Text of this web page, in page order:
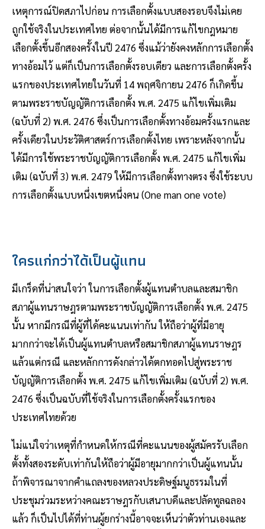
เหตุการณ์ปิดสภาไปก่อน การเลือกตั้งแบบสองรอบจึงไม่เคย
ถูกใช้จริงในประเทศไทย ต่อจากนั้นได้มีการแก้ไขกฎหมาย
เลือกตั้งขึ้นอีกสองครั้งในปี 2476 ซึ่งแม้ว่ายังคงหลักการเลือกตั้ง
ทางอ้อมไว้ แต่ก็เป็นการเลือกตั้งรอบเดียว และการเลือกตั้งครั้ง
แรกของประเทศไทยในวันที่ 14 พฤศจิกายน 2476 ก็เกิดขึ้น
ตามพระราชบัญญัติการเลือกตั้ง พ.ศ. 2475 แก้ไขเพิ่มเติม
(ฉบับที่ 2) พ.ศ. 2476 ซึ่งเป็นการเลือกตั้งทางอ้อมครั้งแรกและ
ครั้งเดียวในประวัติศาสตร์การเลือกตั้งไทย เพราะหลังจากนั้น
ได้มีการใช้พระราชบัญญัติการเลือกตั้ง พ.ศ. 2475 แก้ไขเพิ่ม
เติม (ฉบับที่ 3) พ.ศ. 2479 ให้มีการเลือกตั้งทางตรง ซึ่งใช้ระบบ
การเลือกตั้งแบบหนึ่งเขตหนึ่งคน (One man one vote)
ใครแก่กว่าได้เป็นผู้แทน
มีเกร็ดที่น่าสนใจว่า ในการเลือกตั้งผู้แทนตำบลและสมาชิก
สภาผู้แทนราษฎรตามพระราชบัญญัติการเลือกตั้ง พ.ศ. 2475
นั้น หากมีกรณีที่ผู้ที่ได้คะแนนเท่ากัน ให้ถือว่าผู้ที่มีอายุ
มากกว่าจะได้เป็นผู้แทนตำบลหรือสมาชิกสภาผู้แทนราษฎร
แล้วแต่กรณี และหลักการดังกล่าวได้ตกทอดไปสู่พระราช
บัญญัติการเลือกตั้ง พ.ศ. 2475 แก้ไขเพิ่มเติม (ฉบับที่ 2) พ.ศ.
2476 ซึ่งเป็นฉบับที่ใช้จริงในการเลือกตั้งครั้งแรกของ
ประเทศไทยด้วย
ไม่แน่ใจว่าเหตุที่กำหนดให้กรณีที่คะแนนของผู้สมัครรับเลือก
ตั้งทั้งสองระดับเท่ากันให้ถือว่าผู้มีอายุมากกว่าเป็นผู้แทนนั้น
ถ้าพิจารณาจากคำแถลงของหลวงประดิษฐ์มนูธรรมในที่
ประชุมร่วมระหว่างคณะราษฎรกับเสนาบดีและปลัดทูลฉลอง
แล้ว ก็เป็นไปได้ที่ท่านผู้ยกร่างนี้อาจจะเห็นว่าตัวท่านเองและ